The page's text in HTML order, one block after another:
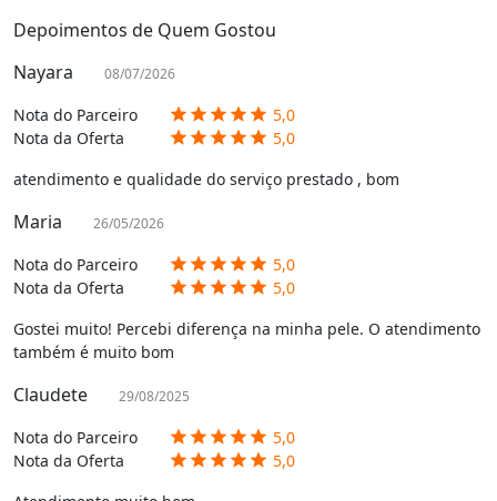
Depoimentos de Quem Gostou
Nayara
08/07/2026
Nota do Parceiro star star star star star 5,0
Nota da Oferta
star star star star star 5,0
atendimento e qualidade do serviço prestado , bom
Maria 26/05/2026
Nota do Parceiro star star star star star 5,0
Nota da Oferta
star star star star star 5,0
Gostei muito! Percebi diferença na minha pele. O atendimento
também é muito bom
Claudete 29/08/2025
Nota do Parceiro star star star star star 5,0
Nota da Oferta
star star star star star 5,0